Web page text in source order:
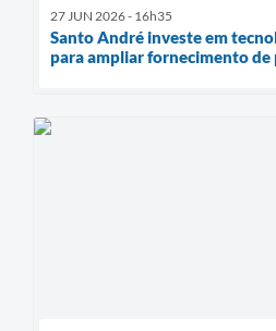
27 JUN 2026 - 16h35
Santo André investe em
para ampliar fornecimento